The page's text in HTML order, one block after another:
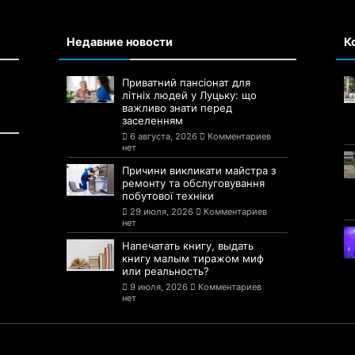
Недавние новости
Приватний пансіонат для
літніх людей у Луцьку: що
важливо знати перед
заселенням
6 августа, 2026
Комментариев
нет
Причини викликати майстра з
ремонту та обслуговування
побутової техніки
29 июля, 2026
Комментариев
нет
Напечатать книгу, выдать
книгу малым тиражом миф
или реальность?
9 июля, 2026
Комментариев
нет